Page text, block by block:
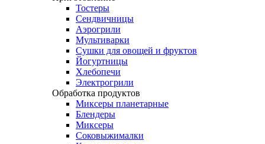
Тостеры
Сендвичницы
Аэрогрили
Мультиварки
Сушки для овощей и фруктов
Йогуртницы
Хлебопечи
Электрогрили
Обработка продуктов
Миксеры планетарные
Блендеры
Миксеры
Соковыжималки